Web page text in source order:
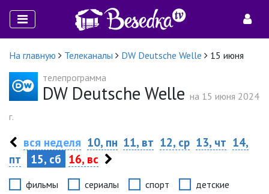
На главную Телеканалы DW Deutsche Welle
15 июня
телепрограмма
DW Deutsche Welle на 15 июня 2024
г.
вся неделя 10, пн 11, вт 12, ср 13, чт 14,
пт
15, сб 16, вс
фильмы сериалы спорт детские